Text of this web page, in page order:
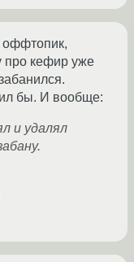
оффтопик,
про кефир уже
бы. И вообще:
и удалял